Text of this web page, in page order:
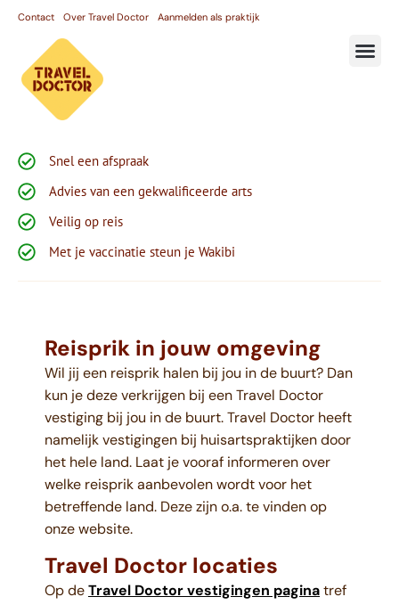
Contact Over Travel Doctor Aanmelden als praktijk
Snel een afspraak
Advies van een gekwalificeerde arts
Veilig op reis
Met je vaccinatie steun je Wakibi
Reisprik in jouw omgeving
Wil jij een reisprik halen bij jou in de buurt? Dan
kun je deze verkrijgen bij een Travel Doctor
vestiging bij jou in de buurt. Travel Doctor heeft
namelijk vestigingen bij huisartspraktijken door
het hele land. Laat je vooraf informeren over
welke reisprik aanbevolen wordt voor het
betreffende land. Deze zijn o.a. te vinden op
onze website.
Travel Doctor locaties
Op deTravel Doctor vestigingen paginatref